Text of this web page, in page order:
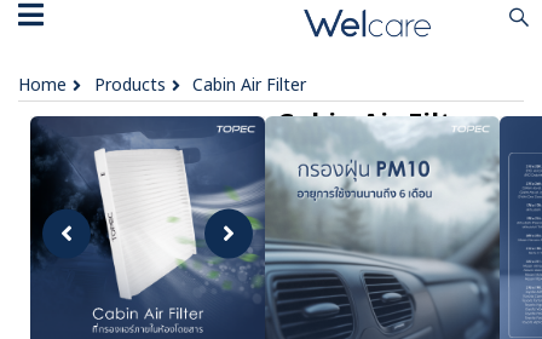
Home Products Cabin Air Filter
Cabin Air Filter
฿ 120 - 190
OPTIONS :
No data was found
Lazada Official
Shopee Official